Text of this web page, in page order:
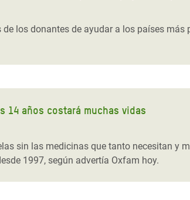
Sur
los donantes de ayudar a los países
14 años costará muchas vidas
sin las medicinas que tanto necesitan y
1997, según advertía Oxfam hoy.